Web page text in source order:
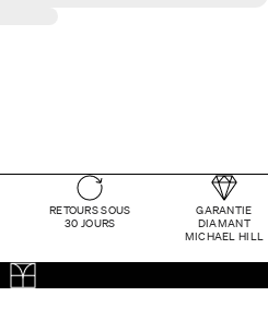
RETOURS SOUS
30 JOURS
GARANTIE
DIAMANT
MICHAEL HILL